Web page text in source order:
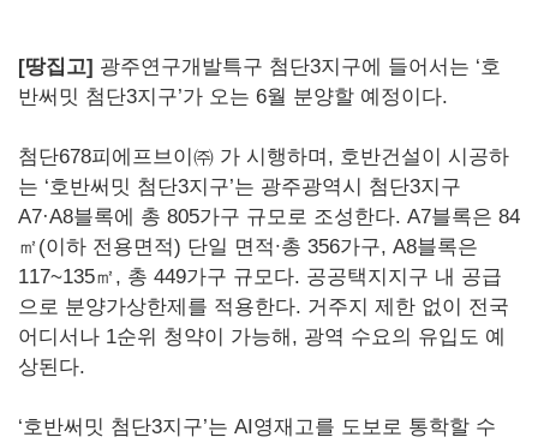
[땅집고] 광주연구개발특구 첨단3지구에 들어서는 ‘호
반써밋 첨단3지구’가 오는 6월 분양할 예정이다.
첨단678피에프브이㈜ 가 시행하며, 호반건설이 시공하
는 ‘호반써밋 첨단3지구’는 광주광역시 첨단3지구
A7·A8블록에 총 805가구 규모로 조성한다. A7블록은 84
㎡(이하 전용면적) 단일 면적∙총 356가구, A8블록은
117~135㎡, 총 449가구 규모다. 공공택지지구 내 공급
으로 분양가상한제를 적용한다. 거주지 제한 없이 전국
어디서나 1순위 청약이 가능해, 광역 수요의 유입도 예
상된다.
‘호반써밋 첨단3지구’는 AI영재고를 도보로 통학할 수